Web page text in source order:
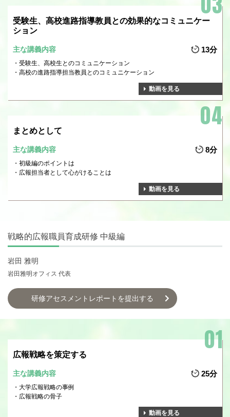
受験生、高校進路指導教員との効果的なコミュニケー
ション
主な講義内容 13分
受験生、高校生とのコミュニケーション
高校の進路指導担当教員とのコミュニケーション
動画を見る
まとめとして
主な講義内容 8分
初級編のポイントは
広報担当者として心がけることは
動画を見る
戦略的広報職員育成研修 中級編
岩田 雅明
岩田雅明オフィス 代表
研修アセスメントレポートを提出する
広報戦略を策定する
主な講義内容 25分
大学広報戦略の事例
広報戦略の骨子
動画を見る